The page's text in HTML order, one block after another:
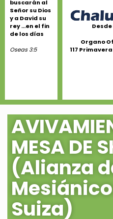
buscarán al
Señor su Dios
y a David su
rey ...en el fin
de los días
Oseas 3:5
Desde
Organo
117
MESA DE
(Alianza
Suiza)